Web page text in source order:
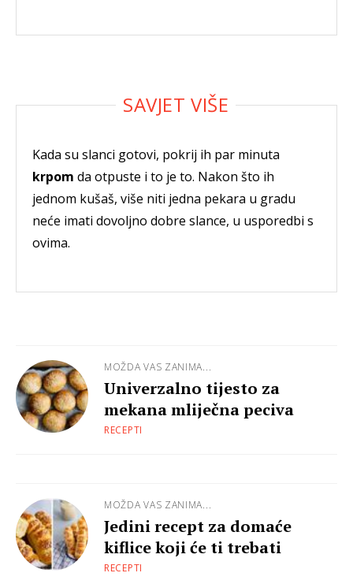
Kada su slanci gotovi, pokrij ih par minuta
krpom da otpuste i to je to. Nakon što ih
jednom kušaš, više niti jedna pekara u gradu
neće imati dovoljno dobre slance, u usporedbi s
ovima.
MOŽDA VAS ZANIMA...
Univerzalno tijesto za
mekana mliječna peciva
RECEPTI
MOŽDA VAS ZANIMA...
Jedini recept za domaće
kiflice koji će ti trebati
RECEPTI